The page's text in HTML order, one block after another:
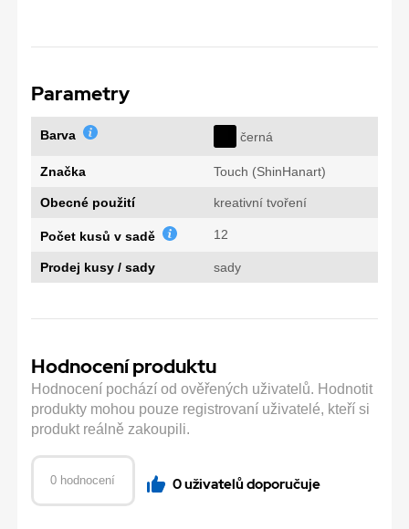
Parametry
Barva černá
Značka Touch (ShinHanart)
Obecné použití kreativní tvoření
Počet kusů v sadě 12
Prodej kusy / sady sady
Hodnocení produktu
Hodnocení pochází od ověřených uživatelů. Hodnotit
produkty mohou pouze registrovaní uživatelé, kteří si
produkt reálně zakoupili.
0 hodnocení 0 uživatelů doporučuje